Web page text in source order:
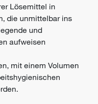
Lösemittel in
die unmittelbar ins
und
aufweisen
mit einem Volumen